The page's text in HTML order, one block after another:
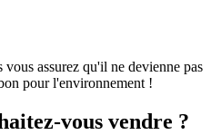
assurez qu'il ne devienne pas
pour l'environnement !
vous vendre ?